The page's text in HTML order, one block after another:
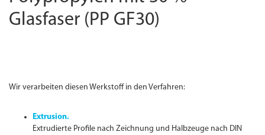
Glasfaser (PP GF30)
Wir verarbeiten diesen Werkstoff in den Verfahren:
Extrusion.
Extrudierte Profile nach Zeichnung und Halbzeuge nach DIN